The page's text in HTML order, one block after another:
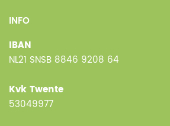
INFO
IBAN
NL21 SNSB 8846 9208 64
Kvk Twente
53049977